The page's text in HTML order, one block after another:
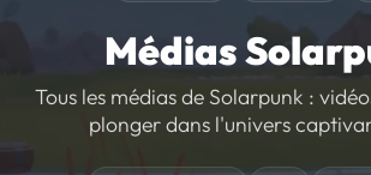
Médias
Tous les médias de Solarpunk :
plonger dans l'univers